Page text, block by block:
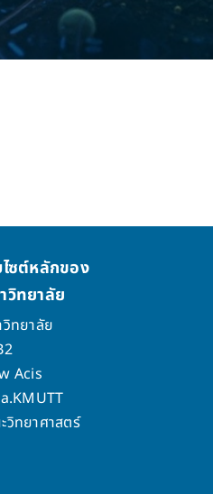
ไซต์หลักของ
วิทยาลัย
วิทยาลัย
Acis
วิทยาศาสตร์